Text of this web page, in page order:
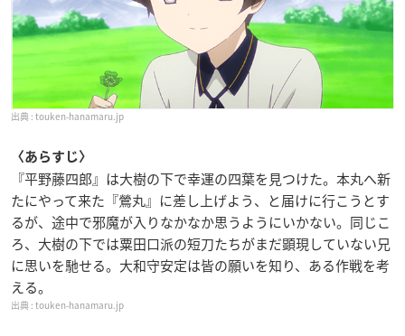
touken-hanamaru.jp
〈あらすじ〉
『平野藤四郎』は大樹の下で幸運の四葉を見つけた。本丸へ新
たにやって来た『鶯丸』に差し上げよう、と届けに行こうとす
るが、途中で邪魔が入りなかなか思うようにいかない。同じこ
ろ、大樹の下では粟田口派の短刀たちがまだ顕現していない兄
に思いを馳せる。大和守安定は皆の願いを知り、ある作戦を考
える。
touken-hanamaru.jp